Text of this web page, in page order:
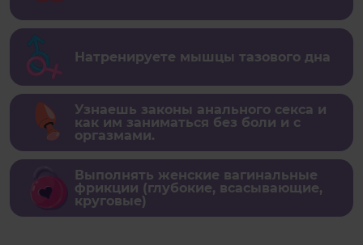
Натренируете мышцы тазового дна
Узнаешь законы анального секса и
как им заниматься без боли и с
оргазмами.
Выполнять женские вагинальные
фрикции (глубокие, всасывающие,
круговые)